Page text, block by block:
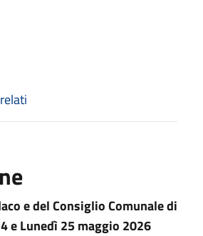
e del Consiglio Comunale di
e Lunedì 25 maggio 2026